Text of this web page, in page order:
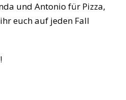
und Antonio für Pizza,
euch auf jeden Fall